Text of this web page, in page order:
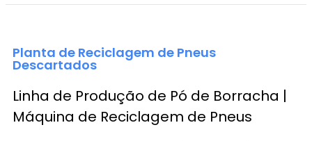
Planta de Reciclagem de Pneus
Descartados
Linha de Produção de Pó de Borracha |
Máquina de Reciclagem de Pneus